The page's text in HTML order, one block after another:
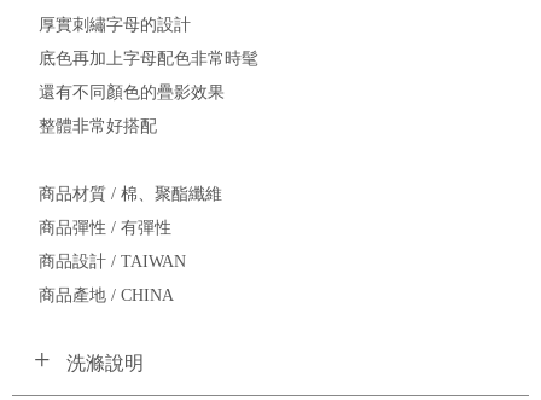
厚實刺繡字母的設計
底色再加上字母配色非常時髦
還有不同顏色的疊影效果
整體非常好搭配
商品材質 / 棉、聚酯纖維
商品彈性 / 有彈性
商品設計 / TAIWAN
商品產地 / CHINA
洗滌說明